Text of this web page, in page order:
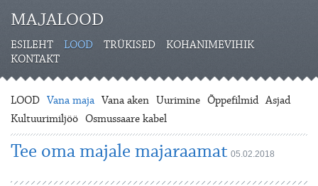
MAJALOOD
ESILEHT LOOD TRÜKISED
KOHANIMEVIHIK
KONTAKT
LOOD Vana maja Vana aken Uurimine Õppefilmid Asjad
Kultuurimiljöö Osmussaare kabel
Tee oma majale majaraamat 05.02.2018